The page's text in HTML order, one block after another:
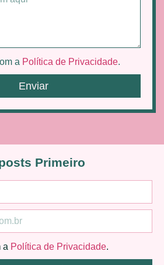
a Política de Privacidade.
Enviar
Primeiro
a Política de Privacidade.